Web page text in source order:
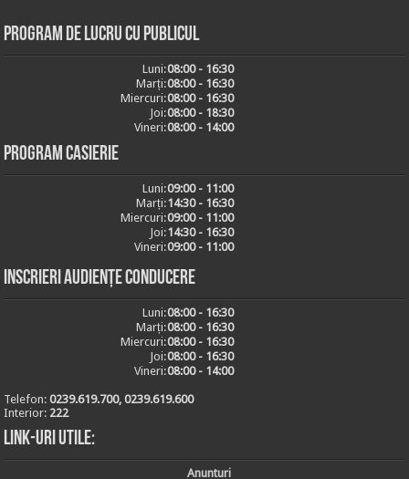
Program de lucru cu publicul
Luni:08:00 - 16:30
Marți:08:00 - 16:30
Miercuri:08:00 - 16:30
Joi:08:00 - 18:30
Vineri:08:00 - 14:00
Program casierie
Luni:09:00 - 11:00
Marți:14:30 - 16:30
Miercuri:09:00 - 11:00
Joi:14:30 - 16:30
Vineri:09:00 - 11:00
Inscrieri audiențe conducere
Luni:08:00 - 16:30
Marți:08:00 - 16:30
Miercuri:08:00 - 16:30
Joi:08:00 - 16:30
Vineri:08:00 - 14:00
Telefon:0239.619.700, 0239.619.600
Interior: 222
Link-uri utile:
Anunturi